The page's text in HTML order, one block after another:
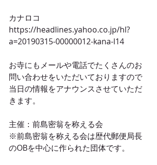
カナロコ
https://headlines.yahoo.co.jp/hl?
a=20190315-00000012-kana-l14
お寺にもメールや電話でたくさんのお
問い合わせをいただいておりますので
当日の情報をアナウンスさせていただ
きます。
主催：前島密翁を称える会
※前島密翁を称える会は歴代郵便局長
のOBを中心に作られた団体です。